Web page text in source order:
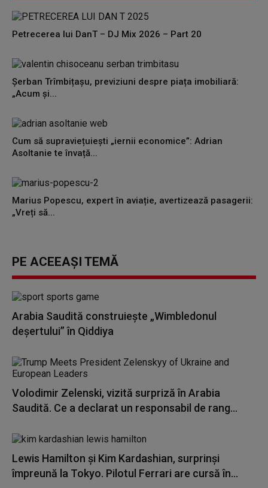
Petrecerea lui DanT – DJ Mix 2026 – Part 20
Șerban Trîmbițașu, previziuni despre piața imobiliară:
„Acum și...
Cum să supraviețuiești „iernii economice”: Adrian
Asoltanie te învață...
Marius Popescu, expert în aviație, avertizează pasagerii:
„Vreți să...
PE ACEEAȘI TEMĂ
Arabia Saudită construieşte „Wimbledonul
deşertului” în Qiddiya
Volodimir Zelenski, vizită surpriză în Arabia
Saudită. Ce a declarat un responsabil de rang...
Lewis Hamilton și Kim Kardashian, surprinși
împreună la Tokyo. Pilotul Ferrari are cursă în...